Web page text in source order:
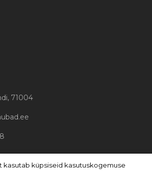
71004
kasutab küpsiseid kasutuskogemuse